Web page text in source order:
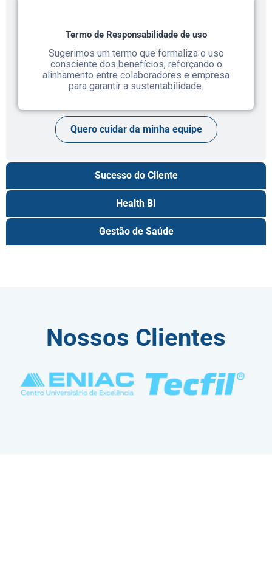
Sucesso do Cliente
Health BI
Gestão de Saúde
Termo de Responsabilidade de uso
Sugerimos um termo que formaliza o uso
consciente dos benefícios, reforçando o
alinhamento entre colaboradores e empresa
para garantir a sustentabilidade.
Quero cuidar da minha equipe
Nossos Clientes